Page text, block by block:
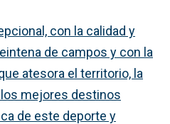
con la calidad y
de campos y con la
atesora el territorio, la
mejores destinos
de este deporte y